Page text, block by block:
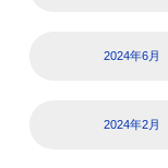
2024年6月
2024年2月